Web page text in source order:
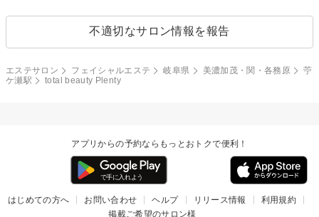
不適切なサロン情報を報告
エステサロン フェイシャルエステ 岐阜県 美濃加茂・関・各務原
苧
ケ瀬駅
total beauty Plenty
アプリからの予約ならもっとおトクで便利！
はじめての方へ お問い合わせ ヘルプ リリース情報
利用規約
掲載ご希望のサロン様